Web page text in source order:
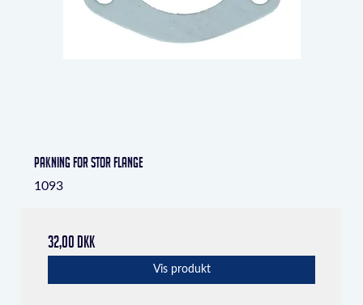
Pakning for stor flange
1093
32,00 DKK
Vis produkt